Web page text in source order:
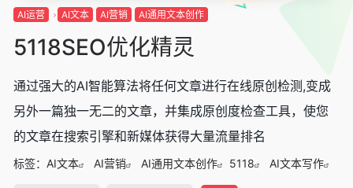
AI运营 AI文本 AI营销 AI通用文本创作
5118SEO优化精灵
通过强大的AI智能算法将任何文章进行在线原创检测,变成
另外一篇独一无二的文章，并集成原创度检查工具，使您
的文章在搜索引擎和新媒体获得大量流量排名
标签： AI文本 AI营销 AI通用文本创作 5118 AI文本写作